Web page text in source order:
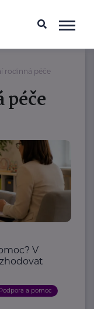
rodinná péče
V
Podpora a pomoc